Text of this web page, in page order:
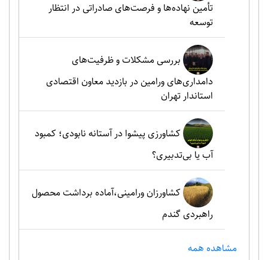
تأمین نهاده‌ها و فرصت‌های صادراتی در انتظار
توسعه
بررسی مشکلات و ظرفیت‌های
دامداری‌های ورامین در بازدید معاون اقتصادی
استاندار تهران
کشاورزی پیشوا در آستانه نابودی؛ کمبود
آب یا بی‌تدبیری؟
کشاورزان ورامینی،آماده برداشت محصول
راهبردی گندم
مشاهده همه